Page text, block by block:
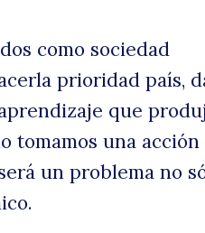
como sociedad
prioridad país,
que
tomamos una acción
un problema no